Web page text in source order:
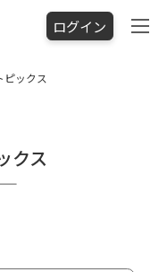
ログイン
ピックス
クス